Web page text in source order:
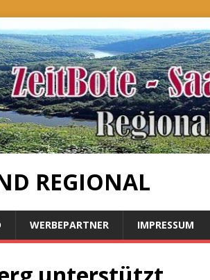
REGIONAL
WERBEPARTNER IMPRESSUM